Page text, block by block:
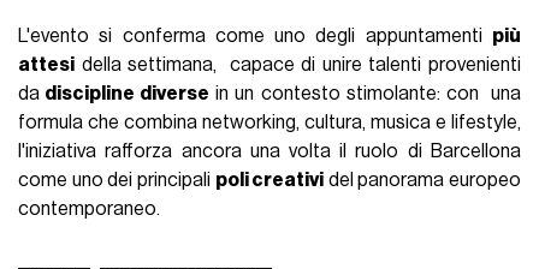
L'evento si conferma come uno degli appuntamenti più
attesi della settimana, capace di unire talenti provenienti
da discipline diverse in un contesto stimolante: con una
formula che combina networking, cultura, musica e lifestyle,
l'iniziativa rafforza ancora una volta il ruolo di Barcellona
come uno dei principali poli creativi del panorama europeo
contemporaneo.